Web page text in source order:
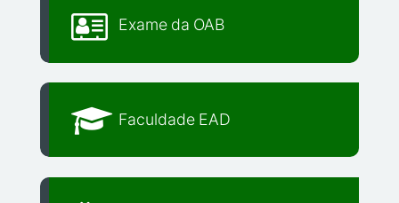
Exame da OAB
Faculdade EAD